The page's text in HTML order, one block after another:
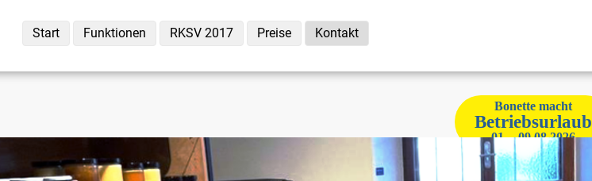
Start Funk­tio­nen RKSV 2017 Prei­se Kon­takt
Bo­net­te macht
Be­triebs­ur­laub
01. – 09.08.2026